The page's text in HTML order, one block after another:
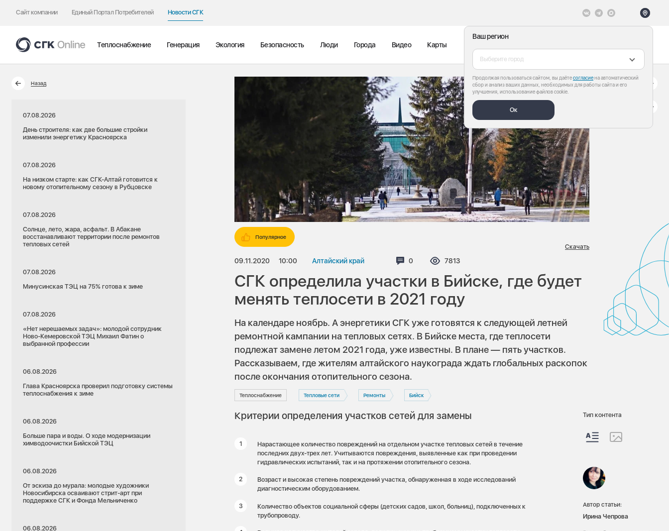
Сайт компании Единый Портал Потребителей Новости СГК
Ваш регион
Выберите город
Продолжая пользоваться сайтом, вы даётесогласиена автоматический
сбор и анализ ваших данных, необходимых для работы сайта и его
улучшения, использование файлов cookie.
Ок
Теплоснабжение Генерация Экология Безопасность Люди Города Видео Карты
Назад
07.08.2026
День строителя: как две большие стройки
изменили энергетику Красноярска
07.08.2026
На низком старте: как СГК-Алтай готовится к
новому отопительному сезону в Рубцовске
07.08.2026
Солнце, лето, жара, асфальт. В Абакане
восстанавливают территории после ремонтов
тепловых сетей
07.08.2026
Минусинская ТЭЦ на 75% готова к зиме
07.08.2026
«Нет нерешаемых задач»: молодой сотрудник
Ново-Кемеровской ТЭЦ Михаил Фатин о
выбранной профессии
06.08.2026
Глава Красноярска проверил подготовку системы
теплоснабжения к зиме
06.08.2026
Больше пара и воды. О ходе модернизации
химводоочистки Бийской ТЭЦ
06.08.2026
От эскиза до мурала: молодые художники
Новосибирска осваивают стрит-арт при
поддержке СГК и Фонда Мельниченко
06.08.2026
Популярное
09.11.2020 10:00 Алтайский край Комментариев:
0 Просмотров:
7813
Скачать
СГК определила участки в Бийске, где будет
менять теплосети в 2021 году
На календаре ноябрь. А энергетики СГК уже готовятся к следующей летней
ремонтной кампании на тепловых сетях. В Бийске места, где теплосети
подлежат замене летом 2021 года, уже известны. В плане — пять участков.
Рассказываем, где жителям алтайского наукограда ждать глобальных раскопок
после окончания отопительного сезона.
Теплоснабжение Тепловые сети Ремонты Бийск
Критерии определения участков сетей для замены
Нарастающее количество повреждений на отдельном участке тепловых сетей в течение
последних двух-трех лет. Учитываются повреждения, выявленные как при проведении
гидравлических испытаний, так и на протяжении отопительного сезона.
Возраст и высокая степень повреждений участка, обнаруженная в ходе исследований
диагностическим оборудованием.
Количество объектов социальной сферы (детских садов, школ, больниц), подключенных к
трубопроводу.
Тип контента
Автор статьи:
Ирина Чепрова